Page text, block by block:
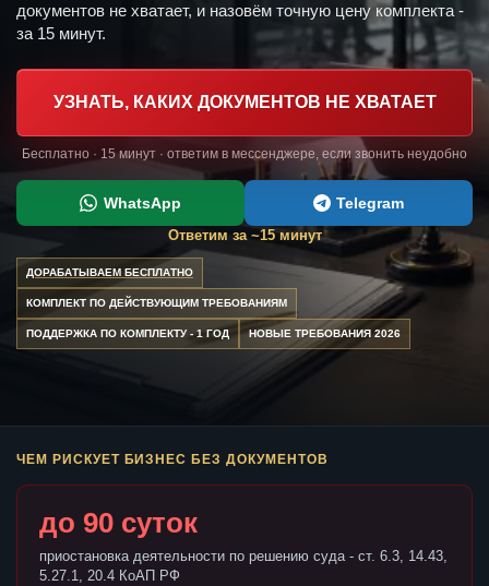
документов не хватает, и назовём точную цену комплекта -
за 15 минут.
УЗНАТЬ, КАКИХ ДОКУМЕНТОВ НЕ ХВАТАЕТ
Бесплатно · 15 минут · ответим в мессенджере, если звонить неудобно
WhatsApp Telegram
Ответим за ~15 минут
ДОРАБАТЫВАЕМ БЕСПЛАТНО
КОМПЛЕКТ ПО ДЕЙСТВУЮЩИМ ТРЕБОВАНИЯМ
ПОДДЕРЖКА ПО КОМПЛЕКТУ - 1 ГОД НОВЫЕ ТРЕБОВАНИЯ 2026
ЧЕМ РИСКУЕТ БИЗНЕС БЕЗ ДОКУМЕНТОВ
до 90 суток
приостановка деятельности по решению суда - ст. 6.3, 14.43,
5.27.1, 20.4 КоАП РФ